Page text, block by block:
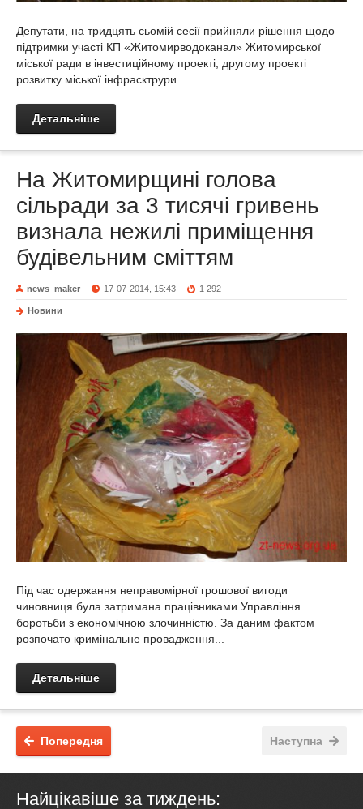
Депутати, на тридцять сьомій сесії прийняли рішення щодо
підтримки участі КП «Житомирводоканал» Житомирської
міської ради в інвестиційному проекті, другому проекті
розвитку міської інфрасктрури...
Детальніше
На Житомирщині голова
сільради за 3 тисячі гривень
визнала нежилі приміщення
будівельним сміттям
news_maker 17-07-2014, 15:43 1 292
Новини
Під час одержання неправомірної грошової вигоди
чиновниця була затримана працівниками Управління
боротьби з економічною злочинністю. За даним фактом
розпочато кримінальне провадження...
Детальніше
Наступна
Попередня
Найцікавіше за тиждень: